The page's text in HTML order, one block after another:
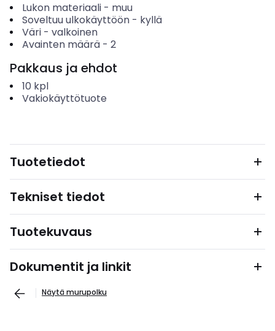
Lukon materiaali- muu
Soveltuu ulkokäyttöön- kyllä
Väri- valkoinen
Avainten määrä- 2
Pakkaus ja ehdot
10 kpl
Vakiokäyttötuote
Tuotetiedot
Tekniset tiedot
Tuotekuvaus
Dokumentit ja linkit
Näytä murupolku